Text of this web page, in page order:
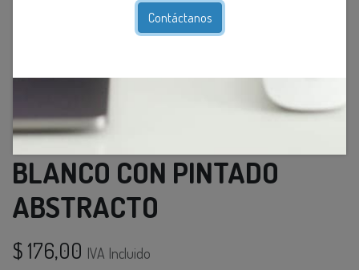
Contáctanos
FLORERO DE CERAMICA
BLANCO CON PINTADO
ABSTRACTO
$ 176,00 IVA Incluido